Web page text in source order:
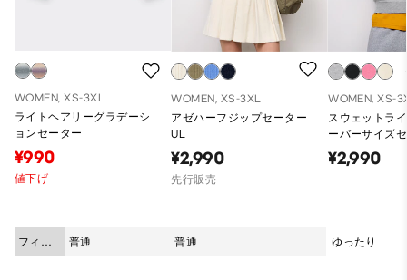
WOMEN, XS-3XL
ライトヘアリーグラデーシ
ョンセーター
¥990
値下げ
フィッ
ト
普通
WOMEN, XS-3XL
アゼハーフジップセーター
UL
¥2,990
先行販売
普通
WOMEN, XS-
スウェットラ
ーバーサイズ
¥2,990
ゆったり